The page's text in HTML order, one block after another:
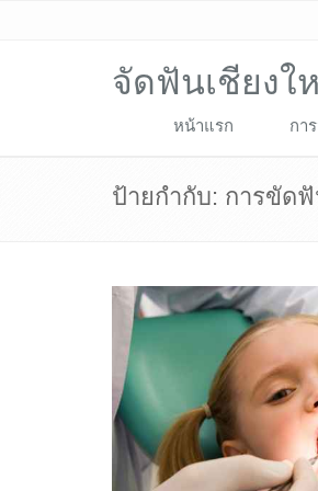
จัดฟันเชียงใ
หน้าแรก กา
ป้ายกำกับ: การขัด